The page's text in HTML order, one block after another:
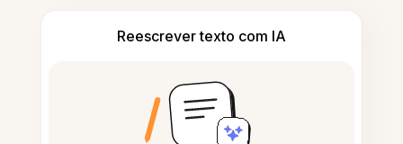
Reescrever texto com IA